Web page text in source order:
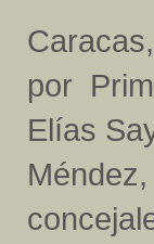
por
Elías